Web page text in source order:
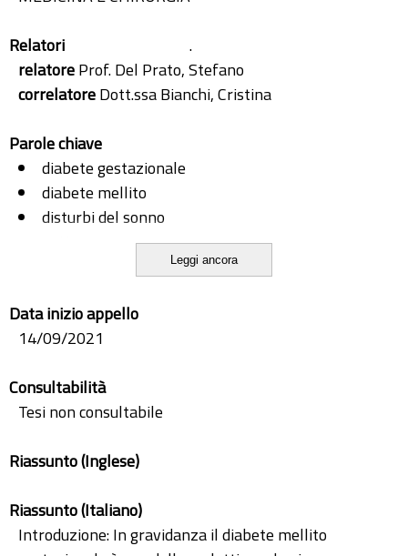
Relatori
.
relatoreProf. Del Prato, Stefano
correlatoreDott.ssa Bianchi, Cristina
Parole chiave
diabete gestazionale
diabete mellito
disturbi del sonno
Leggi ancora
Data inizio appello
14/09/2021
Consultabilità
Tesi non consultabile
Riassunto (Inglese)
Riassunto (Italiano)
Introduzione: In gravidanza il diabete mellito